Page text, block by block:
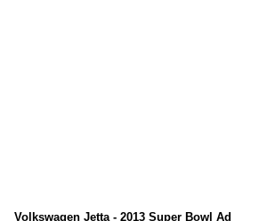
Volkswagen Jetta - 2013 Super Bowl Ad